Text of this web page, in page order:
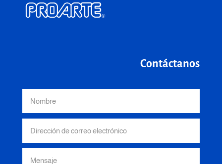
Contáctanos